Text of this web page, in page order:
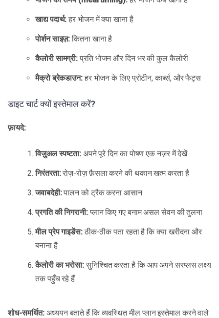
खाद्य पदार्थ: हर भोजन में क्या खाना है
पोर्शन साइज़: कितना खाना है
कैलोरी सामग्री: प्रति भोजन और दिन भर की कुल कैलोरी
मैक्रो ब्रेकडाउन:हर भोजन के लिए प्रोटीन, कार्ब्स, और फैट्स
डाइट चार्ट क्यों इस्तेमाल करें?
फ़ायदे:
विज़ुअल स्पष्टता:अपने पूरे दिन का पोषण एक नज़र में देखें
निरंतरता:रोज़-रोज़ फ़ैसला करने की थकान खत्म करता है
जवाबदेही:पालन को ट्रैक करना आसान
प्रगति की निगरानी:प्लान किए गए बनाम असल सेवन की तुलना
मील प्रेप गाइडेंस:ठीक-ठीक पता रहता है कि क्या खरीदना और
बनाना है
कैलोरी का भरोसा: सुनिश्चित करता है कि आप अपने सरप्लस लक्ष्य
तक पहुँच रहे हैं
शोध-समर्थित: अध्ययन बताते हैं कि व्यवस्थित मील प्लान इस्तेमाल करने वाले